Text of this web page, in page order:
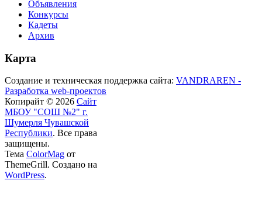
Объявления
Конкурсы
Кадеты
Архив
Карта
Создание и техническая поддержка сайта: VANDRAREN -
Разработка web-проектов
Копирайт © 2026 Сайт
МБОУ "СОШ №2" г.
Шумерля Чувашской
Республики. Все права
защищены.
Тема ColorMag от
ThemeGrill. Создано на
WordPress.